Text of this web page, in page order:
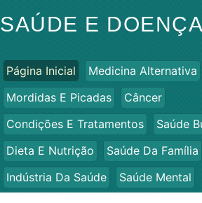
SAÚDE E DOENÇA
Página Inicial
Medicina Alternativa
Mordidas E Picadas
Câncer
Condições E Tratamentos
Saúde
Dieta E Nutrição
Saúde Da Família
Indústria Da Saúde
Saúde Mental